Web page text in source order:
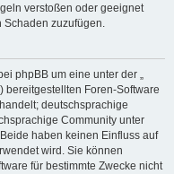
verstoßen oder geeignet
zuzufügen.
phpBB um eine unter der „
bereitgestellten Foren-Software
deutschsprachige
Community unter
haben keinen Einfluss auf
wird. Sie können
für bestimmte Zwecke nicht